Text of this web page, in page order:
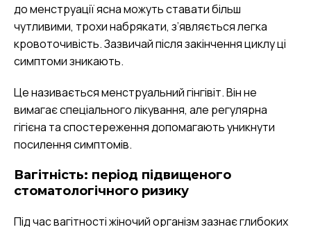
до менструації ясна можуть ставати більш
чутливими, трохи набрякати, з’являється легка
кровоточивість. Зазвичай після закінчення циклу ці
симптоми зникають.
Це називається менструальний гінгівіт. Він не
вимагає спеціального лікування, але регулярна
гігієна та спостереження допомагають уникнути
посилення симптомів.
Вагітність: період підвищеного
стоматологічного ризику
Під час вагітності жіночий організм зазнає глибоких